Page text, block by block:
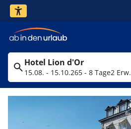
Hotel Lion d'Or
15.08. - 15.10.265 - 8 Tage2 Erw.